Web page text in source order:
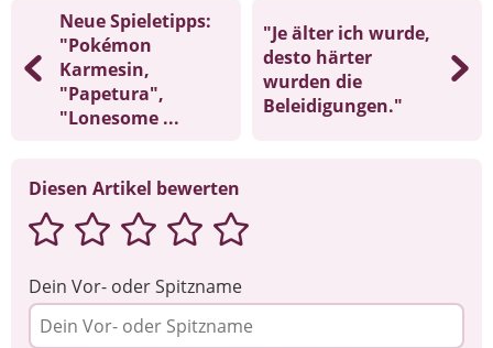
Neue Spieletipps:
"Pokémon
Karmesin,
"Papetura",
"Lonesome ...
"Je älter ich wurde,
desto härter
wurden die
Beleidigungen."
Diesen Artikel bewerten
Dein Vor- oder Spitzname